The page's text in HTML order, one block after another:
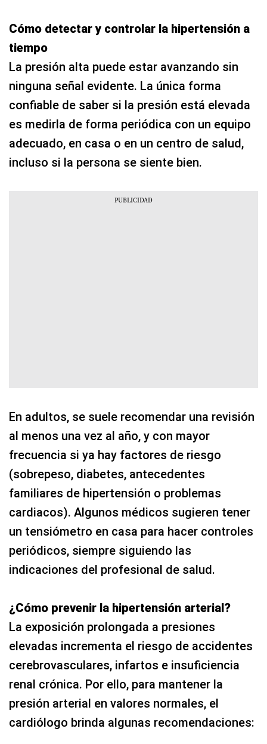
Cómo detectar y controlar la hipertensión a
tiempo
La presión alta puede estar avanzando sin
ninguna señal evidente. La única forma
confiable de saber si la presión está elevada
es medirla de forma periódica con un equipo
adecuado, en casa o en un centro de salud,
incluso si la persona se siente bien.
En adultos, se suele recomendar una revisión
al menos una vez al año, y con mayor
frecuencia si ya hay factores de riesgo
(sobrepeso, diabetes, antecedentes
familiares de hipertensión o problemas
cardiacos). Algunos médicos sugieren tener
un tensiómetro en casa para hacer controles
periódicos, siempre siguiendo las
indicaciones del profesional de salud.
¿Cómo prevenir la hipertensión arterial?
La exposición prolongada a presiones
elevadas incrementa el riesgo de accidentes
cerebrovasculares, infartos e insuficiencia
renal crónica. Por ello, para mantener la
presión arterial en valores normales, el
cardiólogo brinda algunas recomendaciones: